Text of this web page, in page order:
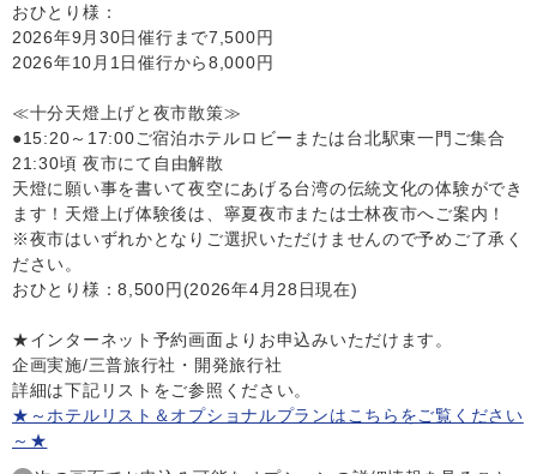
おひとり様：
2026年9月30日催行まで7,500円
2026年10月1日催行から8,000円
≪十分天燈上げと夜市散策≫
●15:20～17:00ご宿泊ホテルロビーまたは台北駅東一門ご集合
21:30頃 夜市にて自由解散
天燈に願い事を書いて夜空にあげる台湾の伝統文化の体験ができ
ます！天燈上げ体験後は、寧夏夜市または士林夜市へご案内！
※夜市はいずれかとなりご選択いただけませんので予めご了承く
ださい。
おひとり様：8,500円(2026年4月28日現在)
★インターネット予約画面よりお申込みいただけます。
企画実施/三普旅行社・開発旅行社
詳細は下記リストをご参照ください。
★～ホテルリスト＆オプショナルプランはこちらをご覧ください
～★